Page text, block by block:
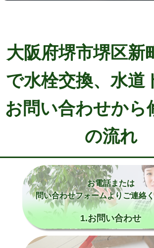
大阪府堺市堺区新
で水栓交換、水道
お問い合わせから
の流れ
お電話または
問い合わせフォームよりご連絡く
1.お問い合わせ